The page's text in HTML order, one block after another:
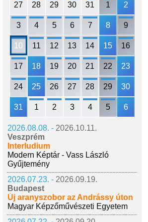
27 28 29 30 31 1 2
3 4 5 6 7 8 9
10 11 12 13 14 15 16
17 18 19 20 21 22 23
24 25 26 27 28 29 30
31 1 2 3 4 5 6
2026.08.08. - 2026.10.11.
Veszprém
Interludium
Modern Képtár - Vass László
Gyűjtemény
2026.07.23. - 2026.09.19.
Budapest
Új aranyszobor az Andrássy úton
Magyar Képzőművészeti Egyetem